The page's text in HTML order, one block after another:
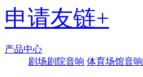
申请友链+
产品中心
剧场剧院音响 体育场馆音响